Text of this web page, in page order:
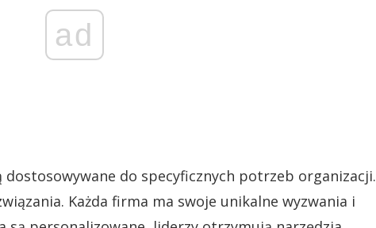
ad
dostosowywane do specyficznych potrzeb organizacji.
Każda firma ma swoje unikalne wyzwania i